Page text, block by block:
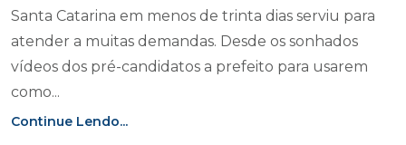
Santa Catarina em menos de trinta dias serviu para
atender a muitas demandas. Desde os sonhados
vídeos dos pré-candidatos a prefeito para usarem
como...
Continue Lendo...